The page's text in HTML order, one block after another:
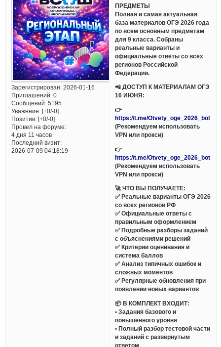
Зарегистрирован: 2026-01-16
Приглашений:0
Сообщений:5195
Уважение: [+0/-0]
Позитив: [+0/-0]
Провел на форуме:
4 дня 11 часов
Последний визит:
2026-07-09 04:18:19
ПРЕДМЕТЫ
Полная и самая актуальная
база материалов ОГЭ 2026 года
по всем основным предметам
для 9 класса. Собраны
реальные варианты и
официальные ответы со всех
регионов Российской
Федерации.
📲 ДОСТУП К МАТЕРИАЛАМ ОГЭ
16 ИЮНЯ:
👉
https://t.me/Otvety_oge_2026_bot
(Рекомендуем использовать
VPN или прокси)
👉
https://t.me/Otvety_oge_2026_bot
(Рекомендуем использовать
VPN или прокси)
🚀 ЧТО ВЫ ПОЛУЧАЕТЕ:
✅ Реальные варианты ОГЭ 2026
со всех регионов РФ
✅ Официальные ответы с
правильным оформлением
✅ Подробные разборы заданий
с объяснениями решений
✅ Критерии оценивания и
система баллов
✅ Анализ типичных ошибок и
сложных моментов
✅ Регулярные обновления при
появлении новых вариантов
📦 В КОМПЛЕКТ ВХОДИТ:
• Задания базового и
повышенного уровня
• Полный разбор тестовой части
и заданий с развёрнутым
ответом